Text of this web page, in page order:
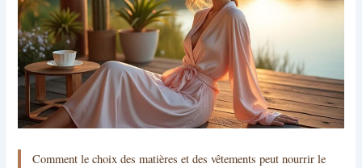
Comment le choix des matières et des vêtements peut nourrir le